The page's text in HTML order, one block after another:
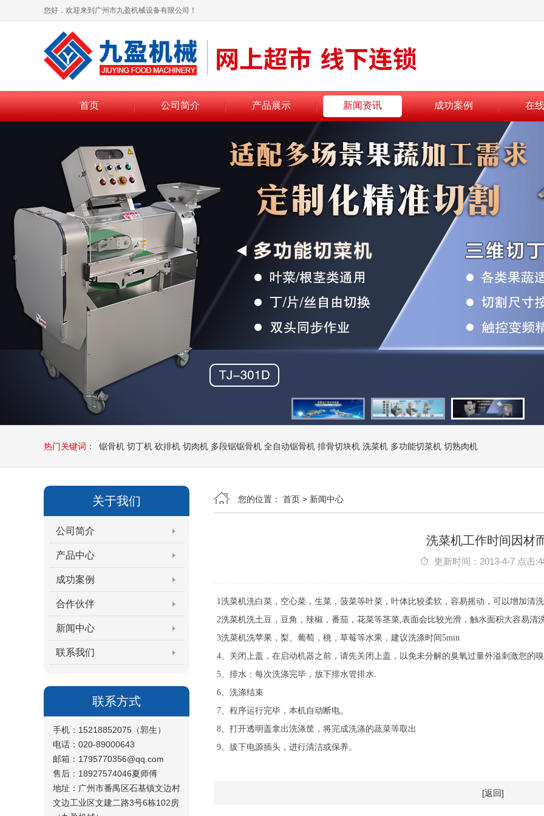
您好，欢迎来到广州市九盈机械设备有限公司！
首页 公司简介 产品展示 新闻资讯 成功案例 在
热门关键词： 锯骨机 切丁机 砍排机 切肉机 多段锯锯骨机 全自动锯骨机 排骨切块机 洗菜机 多功能切菜机 切熟肉机
关于我们
公司简介
产品中心
成功案例
合作伙伴
新闻中心
联系我们
联系方式
手机：15218852075（郭生）
电话：020-89000643
邮箱：1795770356@qq.com
售后：18927574046夏师傅
地址：广州市番禺区石基镇文边村
文边工业区文建二路3号6栋102房
您的位置： 首页 > 新闻中心
洗菜机工作时间因材
更新时间：2013-4-7 点击
1洗菜机洗白菜，空心菜，生菜，菠菜等叶菜，叶体比较柔软，容易摇动，可以增
2洗菜机洗土豆，豆角，辣椒，番茄，花菜等茎菜,表面会比较光滑，触水面积大容易
3洗菜机洗苹果，梨、葡萄，桃，草莓等水果，建议洗涤时间5min
4、关闭上盖，在启动机器之前，请先关闭上盖，以免未分解的臭氧过量外溢刺激您
5、排水：每次洗涤完毕，放下排水管排水.
6、洗涤结束
7、程序运行完毕，本机自动断电。
8、打开透明盖拿出洗涤筐，将完成洗涤的蔬菜等取出
9、拔下电源插头，进行清洁或保养。
[返回]